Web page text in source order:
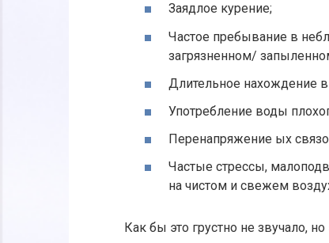
Заядлое курение;
Частое пребывание в
загрязненном/
Длительное нахождение
Употребление воды
Перенапряжение ых
Частые стрессы,
на чистом и свежем
Как бы это грустно не звучало,